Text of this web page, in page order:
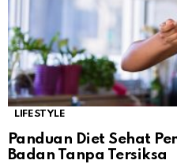
LIFESTYLE
Panduan Diet Sehat
Badan Tanpa Tersiksa